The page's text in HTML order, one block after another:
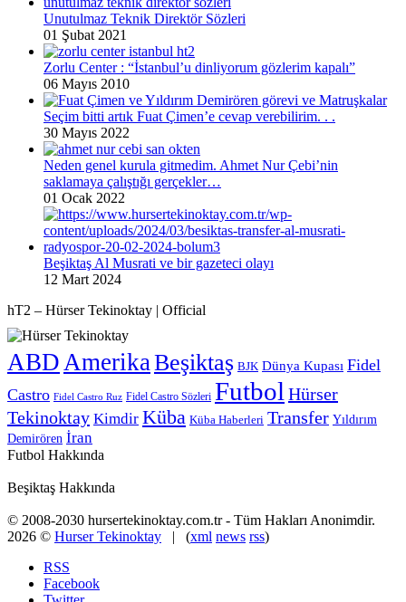
Unutulmaz Teknik Direktör Sözleri
01 Şubat 2021
Zorlu Center : “İstanbul’u dinliyorum gözlerim kapalı”
06 Mayıs 2010
Seçim bitti artık Fuat Çimen’e cevap verebilirim. . .
30 Mayıs 2022
Neden genel kurula gitmedim. Ahmet Nur Çebi’nin
saklamaya çalıştığı gerçekler…
01 Ocak 2022
Beşiktaş Al Musrati ve bir gazeteci olayı
12 Mart 2024
hT2 – Hürser Tekinoktay | Official
ABD Amerika Beşiktaş BJK Dünya Kupası Fidel
Castro Fidel Castro Ruz Fidel Castro Sözleri Futbol Hürser
Tekinoktay Kimdir Küba Küba Haberleri Transfer Yıldırım
Demirören İran
Futbol Hakkında
Beşiktaş Hakkında
© 2008-2030 hursertekinoktay.com.tr - Tüm Hakları Anonimdir.
2026 © Hurser Tekinoktay | (xml news rss)
RSS
Facebook